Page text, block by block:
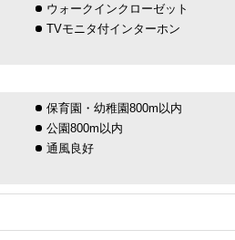
ウォークインクローゼット
TVモニタ付インターホン
保育園・幼稚園800m以内
公園800m以内
通風良好